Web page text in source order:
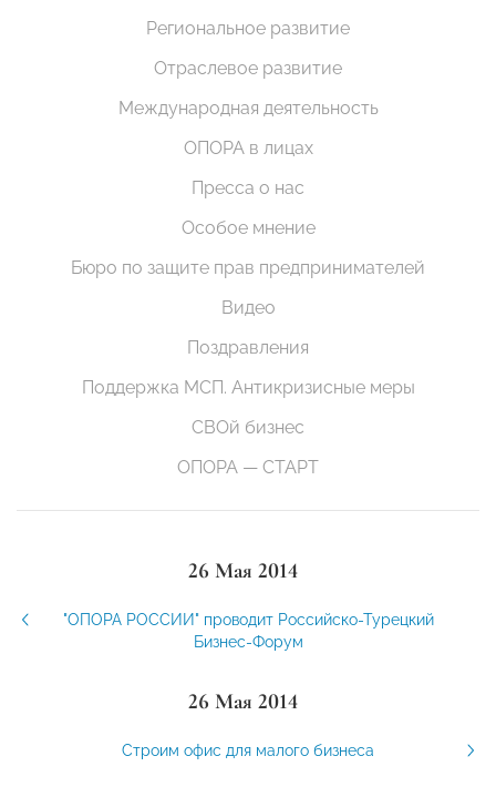
Региональное развитие
Отраслевое развитие
Международная деятельность
ОПОРА в лицах
Пресса о нас
Особое мнение
Бюро по защите прав предпринимателей
Видео
Поздравления
Поддержка МСП. Антикризисные меры
СВОй бизнес
ОПОРА — СТАРТ
26 Мая 2014
"ОПОРА РОССИИ" проводит Российско-Турецкий
Бизнес-Форум
26 Мая 2014
Строим офис для малого бизнеса